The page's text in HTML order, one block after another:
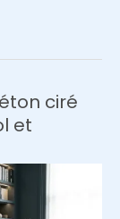
ciré
et